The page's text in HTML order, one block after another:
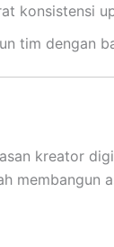
konsistensi
tim dengan
kreator
membangun